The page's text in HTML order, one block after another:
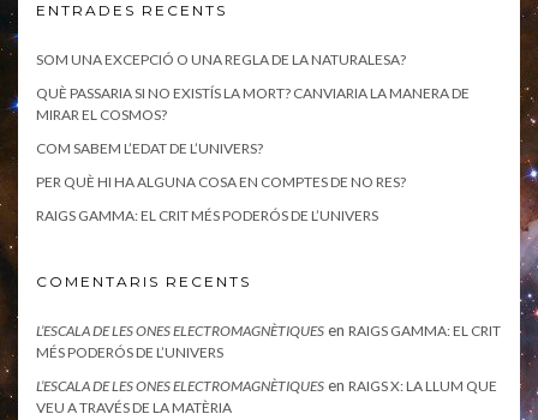
ENTRADES RECENTS
SOM UNA EXCEPCIÓ O UNA REGLA DE LA NATURALESA?
QUÈ PASSARIA SI NO EXISTÍS LA MORT? CANVIARIA LA MANERA DE
MIRAR EL COSMOS?
COM SABEM L’EDAT DE L’UNIVERS?
PER QUÈ HI HA ALGUNA COSA EN COMPTES DE NO RES?
RAIGS GAMMA: EL CRIT MÉS PODERÓS DE L’UNIVERS
COMENTARIS RECENTS
L’ESCALA DE LES ONES ELECTROMAGNÈTIQUES en RAIGS GAMMA: EL CRIT
MÉS PODERÓS DE L’UNIVERS
L’ESCALA DE LES ONES ELECTROMAGNÈTIQUES en RAIGS X: LA LLUM QUE
VEU A TRAVÉS DE LA MATÈRIA